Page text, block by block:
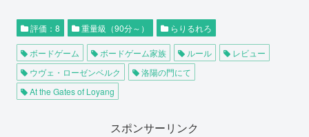
評価：8 重量級（90分～） らりるれろ
ボードゲーム ボードゲーム家族 ルール
レビュー
ウヴェ・ローゼンベルク
洛陽の門にて
At the Gates of Loyang
スポンサーリンク